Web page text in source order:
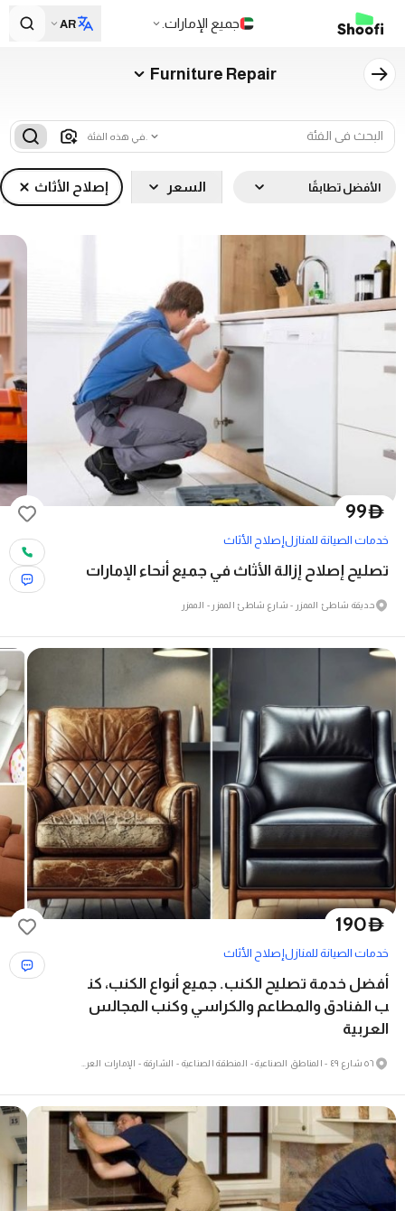
جميع الإمارات. AR
Furniture Repair
الأفضل تطابقًا السعر إصلاح الأثاث
D
99
خدمات الصيانة للمنازلإصلاح الأثاث
تصليح إصلاح إزالة الأثاث في جميع أنحاء الإمارات
حديقة شاطئ الممزر - شارع شاطئ الممزر - الممزر
D
190
خدمات الصيانة للمنازلإصلاح الأثاث
أفضل خدمة تصليح الكنب. جميع أنواع الكنب، كن
ب الفنادق والمطاعم والكراسي وكنب المجالس
العربية